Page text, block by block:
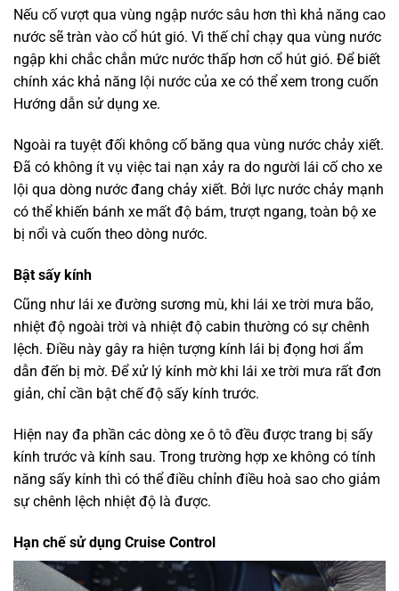
Nếu cố vượt qua vùng ngập nước sâu hơn thì khả năng cao
nước sẽ tràn vào cổ hút gió. Vì thế chỉ chạy qua vùng nước
ngập khi chắc chắn mức nước thấp hơn cổ hút gió. Để biết
chính xác khả năng lội nước của xe có thể xem trong cuốn
Hướng dẫn sử dụng xe.
Ngoài ra tuyệt đối không cố băng qua vùng nước chảy xiết.
Đã có không ít vụ việc tai nạn xảy ra do người lái cố cho xe
lội qua dòng nước đang chảy xiết. Bởi lực nước chảy mạnh
có thể khiến bánh xe mất độ bám, trượt ngang, toàn bộ xe
bị nổi và cuốn theo dòng nước.
Bật sấy kính
Cũng như lái xe đường sương mù, khi lái xe trời mưa bão,
nhiệt độ ngoài trời và nhiệt độ cabin thường có sự chênh
lệch. Điều này gây ra hiện tượng kính lái bị đọng hơi ẩm
dẫn đến bị mờ. Để xử lý kính mờ khi lái xe trời mưa rất đơn
giản, chỉ cần bật chế độ sấy kính trước.
Hiện nay đa phần các dòng xe ô tô đều được trang bị sấy
kính trước và kính sau. Trong trường hợp xe không có tính
năng sấy kính thì có thể điều chỉnh điều hoà sao cho giảm
sự chênh lệch nhiệt độ là được.
Hạn chế sử dụng Cruise Control